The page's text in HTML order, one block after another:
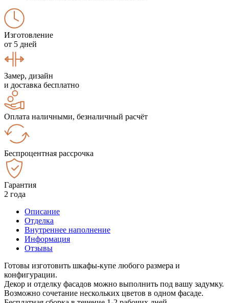
Изготовление
от 5 дней
Замер, дизайн
и доставка бесплатно
Оплата наличными, безналичный расчёт
Беспроцентная рассрочка
Гарантия
2 года
Описание
Отделка
Внутреннее наполнение
Информация
Отзывы
Готовы изготовить шкафы-купе любого размера и
конфигурации.
Декор и отделку фасадов можно выполнить под вашу задумку.
Возможно сочетание нескольких цветов в одном фасаде.